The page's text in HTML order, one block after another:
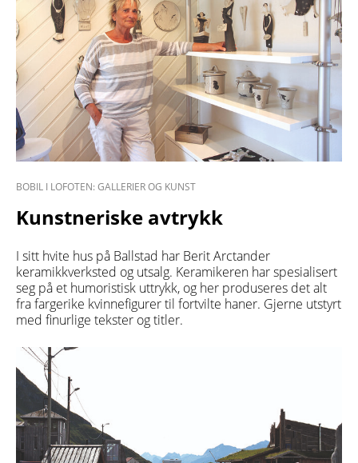
BOBIL I LOFOTEN: GALLERIER OG KUNST
Kunstneriske avtrykk
I sitt hvite hus på Ballstad har Berit Arctander
keramikkverksted og utsalg. Keramikeren har spesialisert
seg på et humoristisk uttrykk, og her produseres det alt
fra fargerike kvinnefigurer til fortvilte haner. Gjerne utstyrt
med finurlige tekster og titler.